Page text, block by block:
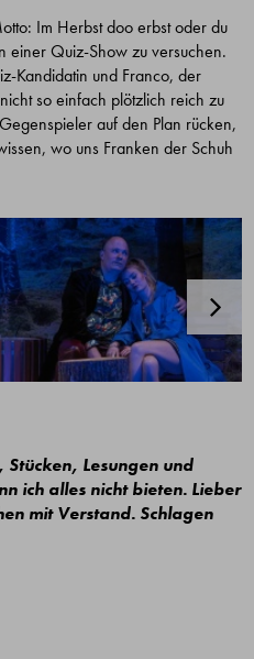
Im Herbst doo erbst oder du
einer Quiz-Show zu versuchen.
Kandidatin und Franco, der
so einfach plötzlich reich zu
auf den Plan rücken,
wo uns Franken der Schuh
Lesungen und
ich alles nicht bieten. Lieber
mit Verstand. Schlagen